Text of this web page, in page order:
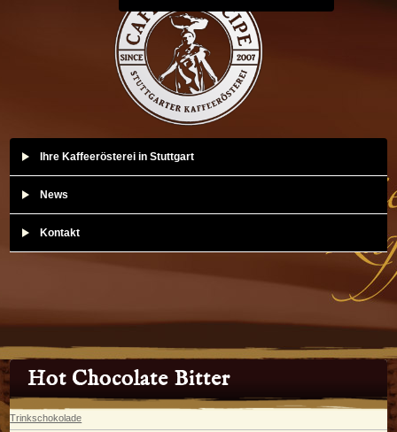
Ihre Kaffeerösterei in Stuttgart
News
Kontakt
Hot Chocolate Bitter
Trinkschokolade